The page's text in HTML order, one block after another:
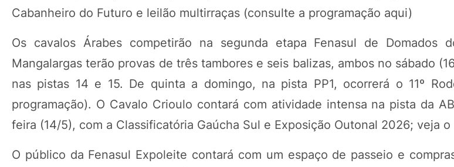
Cabanheiro do Futuro e leilão multirraças (consulte a programação aqui)
Os cavalos Árabes competirão na segunda etapa Fenasul de Domados
Mangalargas terão provas de três tambores e seis balizas, ambos no sábado
nas pistas 14 e 15. De quinta a domingo, na pista PP1, ocorrerá o 11º
programação). O Cavalo Crioulo contará com atividade intensa na pista da
feira (14/5), com a Classificatória Gaúcha Sul e Exposição Outonal 2026; veja o
O público da Fenasul Expoleite contará com um espaço de passeio e